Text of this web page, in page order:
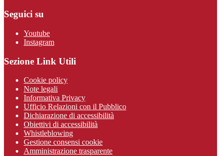
Seguici su
Youtube
Instagram
Sezione Link Utili
Cookie policy
Note legali
Informativa Privacy
Ufficio Relazioni con il Pubblico
Dichiarazione di accessibilità
Obiettivi di accessibilità
Whistleblowing
Gestione consensi cookie
Amministrazione trasparente